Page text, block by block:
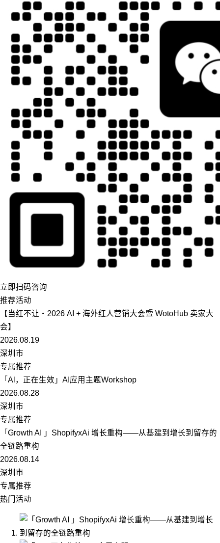
立即扫码咨询
推荐活动
【当红不让・2026 AI + 海外红人营销大会暨 WotoHub 卖家大
会】
2026.08.19
深圳市
专属推荐
「Al，正在生效」AI应用主题Workshop
2026.08.28
深圳市
专属推荐
「Growth AI 」ShopifyxAi 增长重构——从基建到增长到留存的
全链路重构
2026.08.14
深圳市
专属推荐
热门活动